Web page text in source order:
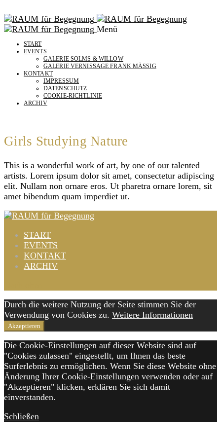
Menü
START
EVENTS
GALERIE SOLMS & WILLOW
GALERIE VERNISSAGE FRANK MÄSSIG
KONTAKT
IMPRESSUM
DATENSCHUTZ
COOKIE-RICHTLINIE
ARCHIV
Girls Studying Nature
This is a wonderful work of art, by one of our talented
artists. Lorem ipsum dolor sit amet, consectetur adipiscing
elit. Nullam non ornare eros. Ut pharetra ornare lorem, sit
amet bibendum quam imperdiet ut.
START
EVENTS
KONTAKT
ARCHIV
Durch die weitere Nutzung der Seite stimmen Sie der
Verwendung von Cookies zu. Weitere Informationen
Akzeptieren
Die Cookie-Einstellungen auf dieser Website sind auf
"Cookies zulassen" eingestellt, um Ihnen das beste
Surferlebnis zu ermöglichen. Wenn Sie diese Website ohne
Änderung Ihrer Cookie-Einstellungen verwenden oder auf
"Akzeptieren" klicken, erklären Sie sich damit
einverstanden.
Schließen